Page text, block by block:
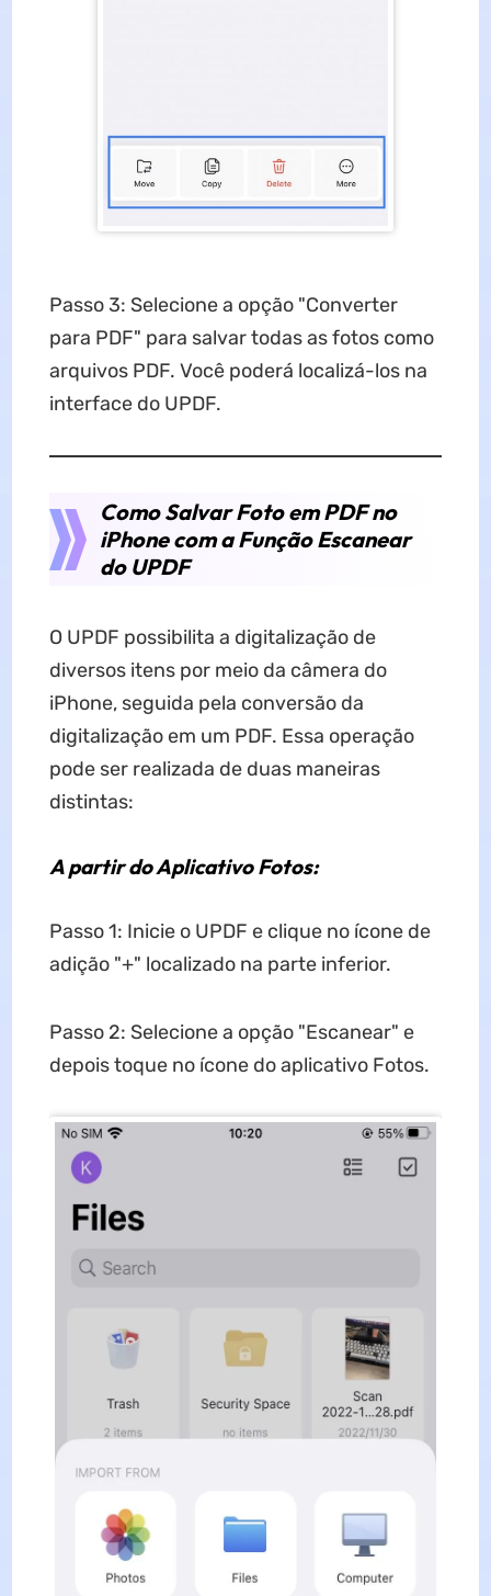
Passo 3: Selecione a opção "Converter
para PDF" para salvar todas as fotos como
arquivos PDF. Você poderá localizá-los na
interface do UPDF.
Como Salvar Foto em PDF no
iPhone com a Função Escanear
do UPDF
O UPDF possibilita a digitalização de
diversos itens por meio da câmera do
iPhone, seguida pela conversão da
digitalização em um PDF. Essa operação
pode ser realizada de duas maneiras
distintas:
A partir do Aplicativo Fotos:
Passo 1: Inicie o UPDF e clique no ícone de
adição "+" localizado na parte inferior.
Passo 2: Selecione a opção "Escanear" e
depois toque no ícone do aplicativo Fotos.